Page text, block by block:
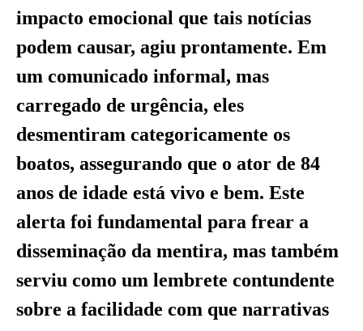
impacto emocional que tais notícias
podem causar, agiu prontamente. Em
um comunicado informal, mas
carregado de urgência, eles
desmentiram categoricamente os
boatos, assegurando que o ator de 84
anos de idade está vivo e bem. Este
alerta foi fundamental para frear a
disseminação da mentira, mas também
serviu como um lembrete contundente
sobre a facilidade com que narrativas